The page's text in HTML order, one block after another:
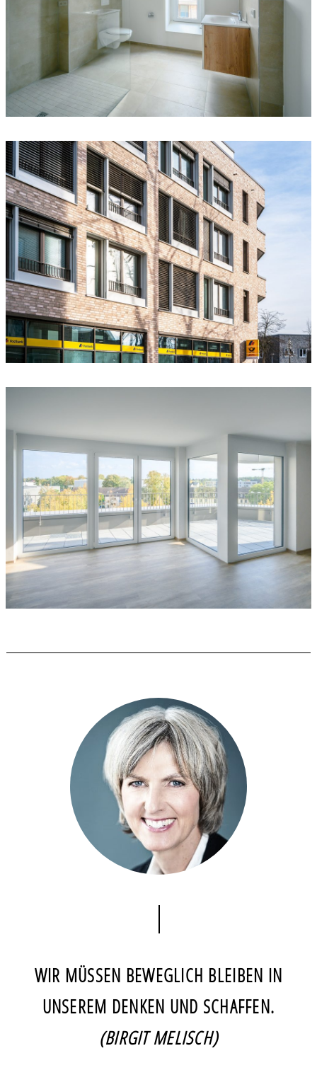
WIR MÜSSEN BEWEGLICH BLEIBEN IN
UNSEREM DENKEN UND SCHAFFEN.
(BIRGIT MELISCH)